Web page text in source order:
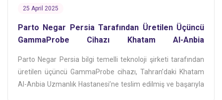
25 April 2025
Parto Negar Persia Tarafından Üretilen Üçüncü
GammaProbe Cihazı Khatam Al-Anbia
Parto Negar Persia bilgi temelli teknoloji şirketi tarafından
üretilen üçüncü GammaProbe cihazı, Tahran’daki Khatam
Al-Anbia Uzmanlık Hastanesi’ne teslim edilmiş ve başarıyla